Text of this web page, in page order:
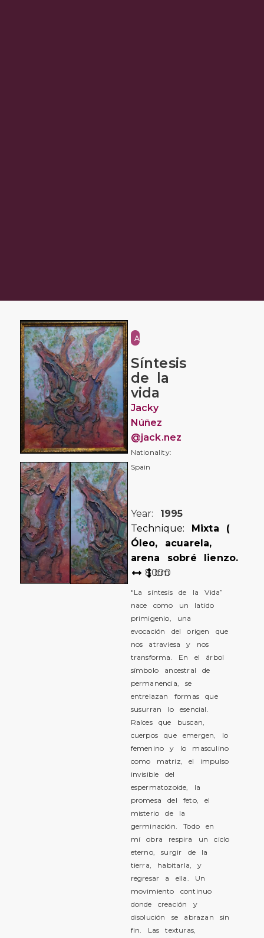
Abstraction
Síntesis
de la
vida
Jacky
Núñez
@jack.nez
Nationality:
Spain
Year: 1995
Technique: Mixta (
Óleo, acuarela,
arena sobré lienzo.
80100
cm
"La síntesis de la Vida”
nace como un latido
primigenio, una
evocación del origen que
nos atraviesa y nos
transforma. En el árbol
símbolo ancestral de
permanencia, se
entrelazan formas que
susurran lo esencial.
Raíces que buscan,
cuerpos que emergen, lo
femenino y lo masculino
como matriz, el impulso
invisible del
espermatozoide, la
promesa del feto, el
misterio de la
germinación. Todo en
mí obra respira un ciclo
eterno, surgir de la
tierra, habitarla, y
regresar a ella. Un
movimiento continuo
donde creación y
disolución se abrazan sin
fin. Las texturas,